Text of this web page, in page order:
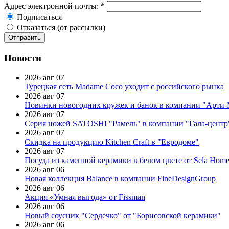
Адрес электронной почты: *
Подписаться
Отказаться (от рассылки)
Новости
2026 авг 07
Турецкая сеть Madame Coco уходит с российского рынка
2026 авг 07
Новинки новогодних кружек и банок в компании
2026 авг 07
Серия ножей SATOSHI "Рамель" в компании "Гала-
2026 авг 07
Скидка на продукцию Kitchen Craft в "Евродоме"
2026 авг 07
Посуда из каменной керамики в белом цвете от Sela Home
2026 авг 06
Новая коллекция Balance в компании FineDesignGroup
2026 авг 06
Акция «Умная выгода» от Fissman
2026 авг 06
Новый соусник "Сердечко" от "Борисовской керамики"
2026 авг 06